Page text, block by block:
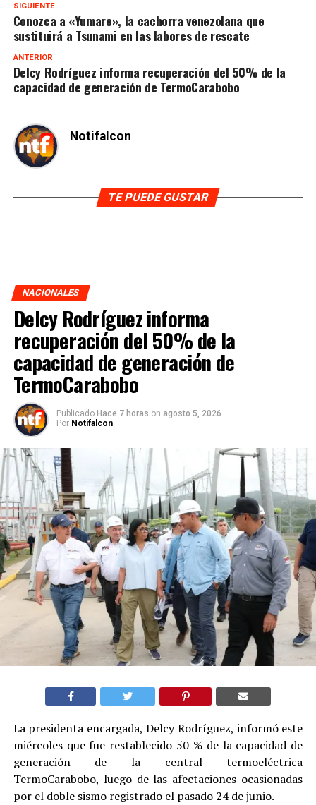
SIGUIENTE
Conozca a «Yumare», la cachorra venezolana que
sustituirá a Tsunami en las labores de rescate
ANTERIOR
Delcy Rodríguez informa recuperación del 50% de la
capacidad de generación de TermoCarabobo
Notifalcon
TE PUEDE GUSTAR
NACIONALES
Delcy Rodríguez informa
recuperación del 50% de la
capacidad de generación de
TermoCarabobo
Publicado Hace 7 horas on agosto 5, 2026
Por Notifalcon
La presidenta encargada, Delcy Rodríguez, informó este
miércoles que fue restablecido 50 % de la capacidad de
generación de la central termoeléctrica
TermoCarabobo, luego de las afectaciones ocasionadas
por el doble sismo registrado el pasado 24 de junio.